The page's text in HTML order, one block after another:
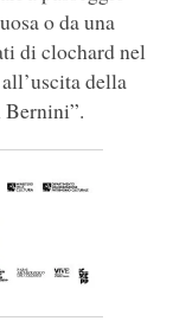
o da una
di clochard nel
della
Bernini”.